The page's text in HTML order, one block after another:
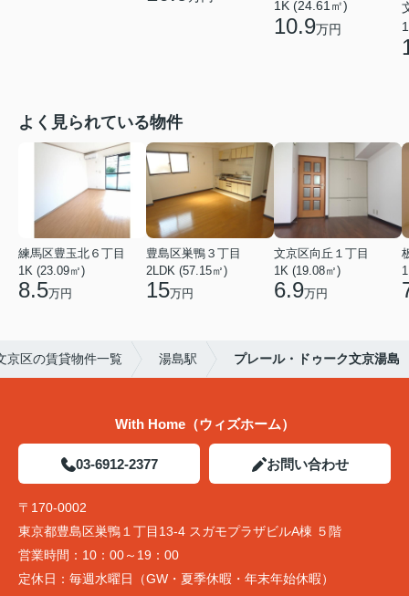
1K (24.61㎡)
10.9万円
よく見られている物件
練馬区豊玉北６丁目
1K (23.09㎡)
8.5万円
豊島区巣鴨３丁目
2LDK (57.15㎡)
15万円
文京区向丘１丁目
1K (19.08㎡)
6.9万円
京区の賃貸物件一覧 湯島駅 プレール・ドゥーク文京湯島
With Home（ウィズホーム）
03-6912-2377 お問い合わせ
〒170-0002
東京都豊島区巣鴨１丁目13-4 スガモプラザビルA棟 ５階
営業時間： 10：00～19：00
定休日： 毎週水曜日（GW・夏季休暇・年末年始休暇）